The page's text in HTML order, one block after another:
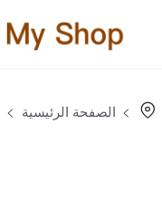
الصفحة الرئيسية